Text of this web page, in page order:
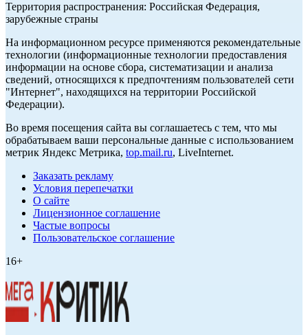
Территория распространения: Российская Федерация,
зарубежные страны
На информационном ресурсе применяются рекомендательные
технологии (информационные технологии предоставления
информации на основе сбора, систематизации и анализа
сведений, относящихся к предпочтениям пользователей сети
"Интернет", находящихся на территории Российской
Федерации).
Во время посещения сайта вы соглашаетесь с тем, что мы
обрабатываем ваши персональные данные с использованием
метрик Яндекс Метрика, top.mail.ru, LiveInternet.
Заказать рекламу
Условия перепечатки
О сайте
Лицензионное соглашение
Частые вопросы
Пользовательское соглашение
16+